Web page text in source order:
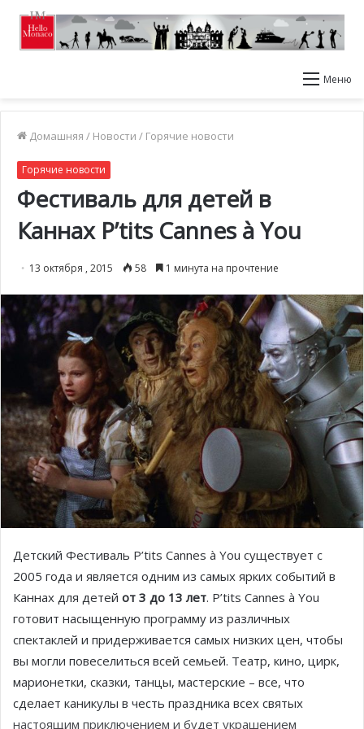
Меню
Домашняя / Новости / Горячие новости
Горячие новости
Фестиваль для детей в
Каннах P’tits Cannes à You
13 октября , 2015 58 1 минута на прочтение
Детский Фестиваль P’tits Cannes à You существует с
2005 года и является одним из самых ярких событий в
Каннах для детей от 3 до 13 лет. P’tits Cannes à You
готовит насыщенную программу из различных
спектаклей и придерживается самых низких цен, чтобы
вы могли повеселиться всей семьей. Театр, кино, цирк,
марионетки, сказки, танцы, мастерские – все, что
сделает каникулы в честь праздника всех святых
настоящим приключением и будет украшением